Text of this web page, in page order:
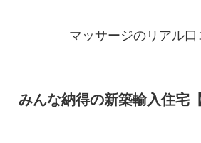
マッサージのリアル口
みんな納得の新築輸入住宅